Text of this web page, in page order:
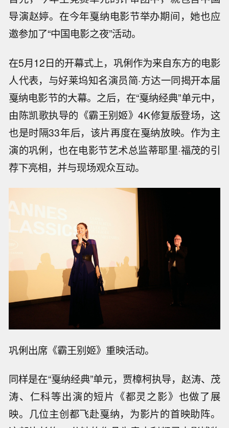
导演赵婷。在今年戛纳电影节举办期间，她也应
邀参加了“中国电影之夜”活动。
在5月12日的开幕式上，巩俐作为来自东方的电影
人代表，与好莱坞知名演员简·方达一同揭开本届
戛纳电影节的大幕。之后，在“戛纳经典”单元中，
由陈凯歌执导的《霸王别姬》4K修复版登场，这
也是时隔33年后，该片再度在戛纳放映。作为主
演的巩俐，也在电影节艺术总监蒂耶里·福茂的引
荐下亮相，并与现场观众互动。
巩俐出席《霸王别姬》重映活动。
同样是在“戛纳经典”单元，贾樟柯执导，赵涛、茂
涛、仁科等出演的短片《都灵之影》也做了展
映。几位主创都飞赴戛纳，为影片的首映助阵。